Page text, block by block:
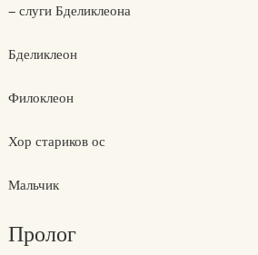
− слуги Бделиклеона
Бделиклеон
Филоклеон
Хор стариков ос
Мальчик
Пролог